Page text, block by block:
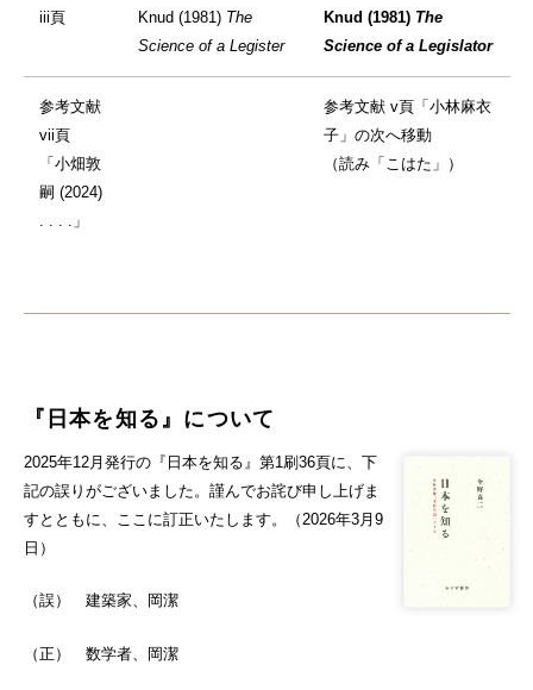
iii頁
Knud (1981) The
Science of a Legister
Knud (1981) The
Science of a Legislator
参考文献
vii頁
「小畑敦
嗣 (2024)
. . . .」
参考文献 v頁「小林麻衣
子」の次へ移動
（読み「こはた」）
『日本を知る』について
2025年12月発行の『日本を知る』第1刷36頁に、下
記の誤りがございました。謹んでお詫び申し上げま
すとともに、ここに訂正いたします。（2026年3月9
日）
（誤） 建築家、岡潔
（正） 数学者、岡潔